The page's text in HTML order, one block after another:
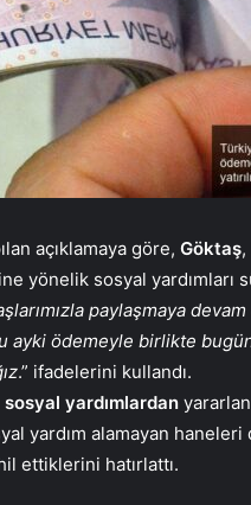
açıklamaya göre, Göktaş
yönelik sosyal yardımları
paylaşmaya
ayki ödemeyle birlikte
.” ifadelerini kullandı.
sosyal yardımlardan
yardım alamayan
ettiklerini hatırlattı.